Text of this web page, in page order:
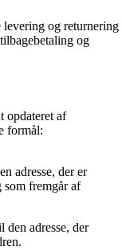
og returnering
og
opdateret af
formål:
adresse, der er
som fremgår af
adresse, der